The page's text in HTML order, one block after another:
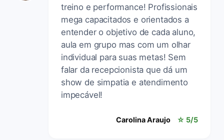
treino e performance! Profissionais
mega capacitados e orientados a
entender o objetivo de cada aluno,
aula em grupo mas com um olhar
individual para suas metas! Sem
falar da recepcionista que dá um
show de simpatia e atendimento
impecável!
Carolina Araujo ☆ 5/5